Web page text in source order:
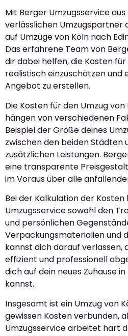
Mit Berger Umzugsservice
verlässlichen Umzugspartner
auf Umzüge von Köln nach
Das erfahrene Team von
dir dabei helfen, die Kosten
realistisch einzuschätzen und
Angebot zu erstellen.
Die Kosten für den Umzug
hängen von verschiedenen
Beispiel der Größe deines
zwischen den beiden Städten
zusätzlichen Leistungen.
eine transparente
im Voraus über alle
Bei der Kalkulation der
Umzugsservice sowohl den
und persönlichen
Verpackungsmaterialien und
kannst dich darauf verlassen,
effizient und professionell
dich auf dein neues Zuhause
kannst.
Insgesamt ist ein Umzug von
gewissen Kosten verbunden,
Umzugsservice arbeitet hart